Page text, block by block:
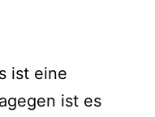
ist eine
ist es